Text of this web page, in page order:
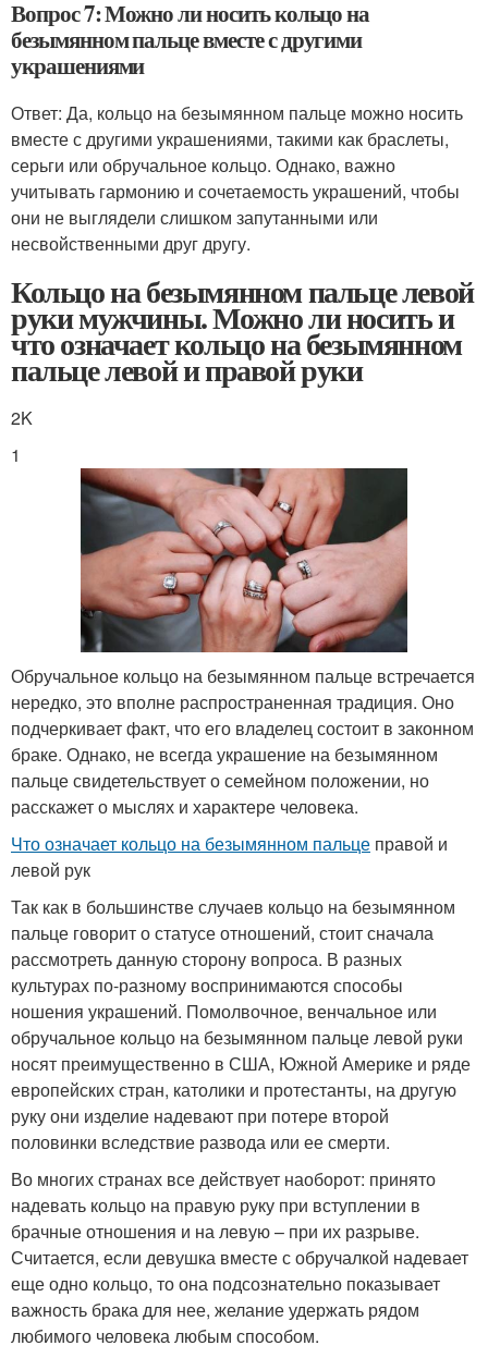
Вопрос 7: Можно ли носить кольцо на
безымянном пальце вместе с другими
украшениями
Ответ: Да, кольцо на безымянном пальце можно носить
вместе с другими украшениями, такими как браслеты,
серьги или обручальное кольцо. Однако, важно
учитывать гармонию и сочетаемость украшений, чтобы
они не выглядели слишком запутанными или
несвойственными друг другу.
Кольцо на безымянном пальце левой
руки мужчины. Можно ли носить и
что означает кольцо на безымянном
пальце левой и правой руки
2K
1
Обручальное кольцо на безымянном пальце встречается
нередко, это вполне распространенная традиция. Оно
подчеркивает факт, что его владелец состоит в законном
браке. Однако, не всегда украшение на безымянном
пальце свидетельствует о семейном положении, но
расскажет о мыслях и характере человека.
Что означает кольцо на безымянном пальце правой и
левой рук
Так как в большинстве случаев кольцо на безымянном
пальце говорит о статусе отношений, стоит сначала
рассмотреть данную сторону вопроса. В разных
культурах по-разному воспринимаются способы
ношения украшений. Помолвочное, венчальное или
обручальное кольцо на безымянном пальце левой руки
носят преимущественно в США, Южной Америке и ряде
европейских стран, католики и протестанты, на другую
руку они изделие надевают при потере второй
половинки вследствие развода или ее смерти.
Во многих странах все действует наоборот: принято
надевать кольцо на правую руку при вступлении в
брачные отношения и на левую – при их разрыве.
Считается, если девушка вместе с обручалкой надевает
еще одно кольцо, то она подсознательно показывает
важность брака для нее, желание удержать рядом
любимого человека любым способом.